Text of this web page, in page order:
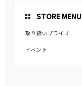
STORE MENU
取り扱いプライズ
イベント